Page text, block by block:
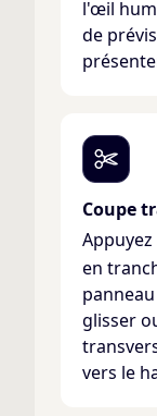
l'œil
de
Coupe
en
glisser
vers le